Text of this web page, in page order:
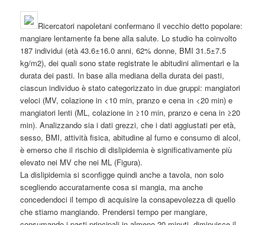
Ricercatori napoletani confermano il vecchio detto popolare:
mangiare lentamente fa bene alla salute. Lo studio ha coinvolto
187 individui (età 43.6±16.0 anni, 62% donne, BMI 31.5±7.5
kg/m2), dei quali sono state registrate le abitudini alimentari e la
durata dei pasti. In base alla mediana della durata dei pasti,
ciascun individuo è stato categorizzato in due gruppi: mangiatori
veloci (MV, colazione in <10 min, pranzo e cena in <20 min) e
mangiatori lenti (ML, colazione in ≥10 min, pranzo e cena in ≥20
min). Analizzando sia i dati grezzi, che i dati aggiustati per età,
sesso, BMI, attività fisica, abitudine al fumo e consumo di alcol,
è emerso che il rischio di dislipidemia è significativamente più
elevato nei MV che nei ML (Figura).
La dislipidemia si sconfigge quindi anche a tavola, non solo
scegliendo accuratamente cosa si mangia, ma anche
concedendoci il tempo di acquisire la consapevolezza di quello
che stiamo mangiando. Prendersi tempo per mangiare,